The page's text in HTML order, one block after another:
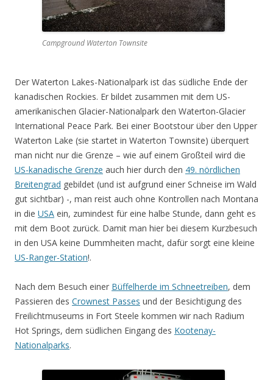
Campground Waterton Townsite
Der Waterton Lakes-Nationalpark ist das südliche Ende der
kanadischen Rockies. Er bildet zusammen mit dem US-
amerikanischen Glacier-Nationalpark den Waterton-Glacier
International Peace Park. Bei einer Bootstour über den Upper
Waterton Lake (sie startet in Waterton Townsite) überquert
man nicht nur die Grenze – wie auf einem Großteil wird die
US-kanadische Grenze auch hier durch den 49. nördlichen
Breitengrad gebildet (und ist aufgrund einer Schneise im Wald
gut sichtbar) -, man reist auch ohne Kontrollen nach Montana
in die USA ein, zumindest für eine halbe Stunde, dann geht es
mit dem Boot zurück. Damit man hier bei diesem Kurzbesuch
in den USA keine Dummheiten macht, dafür sorgt eine kleine
US-Ranger-Station!.
Nach dem Besuch einer Büffelherde im Schneetreiben, dem
Passieren des Crownest Passes und der Besichtigung des
Freilichtmuseums in Fort Steele kommen wir nach Radium
Hot Springs, dem südlichen Eingang des Kootenay-
Nationalparks.